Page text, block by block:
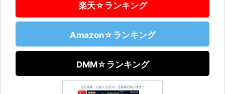
楽天☆ランキング
Amazon☆ランキング
DMM☆ランキング